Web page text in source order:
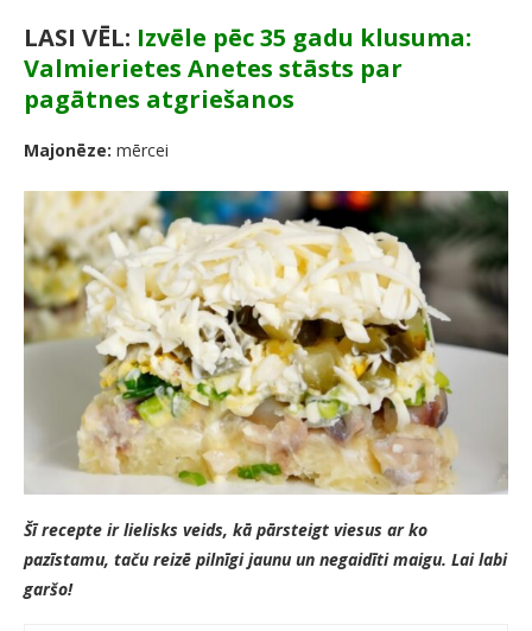
LASI VĒL: Izvēle pēc 35 gadu klusuma:
Valmierietes Anetes stāsts par
pagātnes atgriešanos
Majonēze: mērcei
Šī recepte ir lielisks veids, kā pārsteigt viesus ar ko
pazīstamu, taču reizē pilnīgi jaunu un negaidīti maigu. Lai labi
garšo!